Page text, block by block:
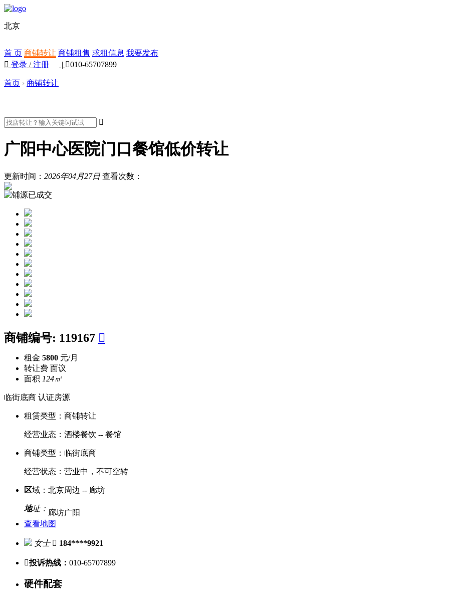
北京
首 页 商铺转让 商铺租售 求租信息 我要发布
 登录 /注册 | 010-65707899
首页 › 商铺转让

广阳中心医院门口餐馆低价转让
更新时间： 2026年04月27日 查看次数：
商铺编号: 119167 
租金 5800 元/月
转让费 面议
面积 124㎡
临街底商 认证房源
租赁类型： 商铺转让
经营业态： 酒楼餐饮 -- 餐馆
商铺类型： 临街底商
经营状态： 营业中，不可空转
区域： 北京周边 -- 廊坊
地址： 廊坊广阳
查看地图
女士  184****9921
投诉热线： 010-65707899
硬件配套